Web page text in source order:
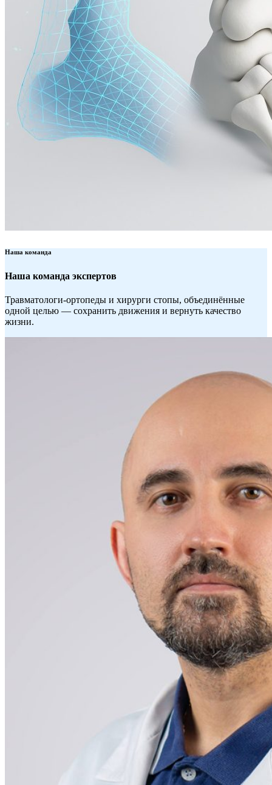
Наша команда
Наша команда экспертов
Травматологи-ортопеды и хирурги стопы, объединённые
одной целью — сохранить движения и вернуть качество
жизни.